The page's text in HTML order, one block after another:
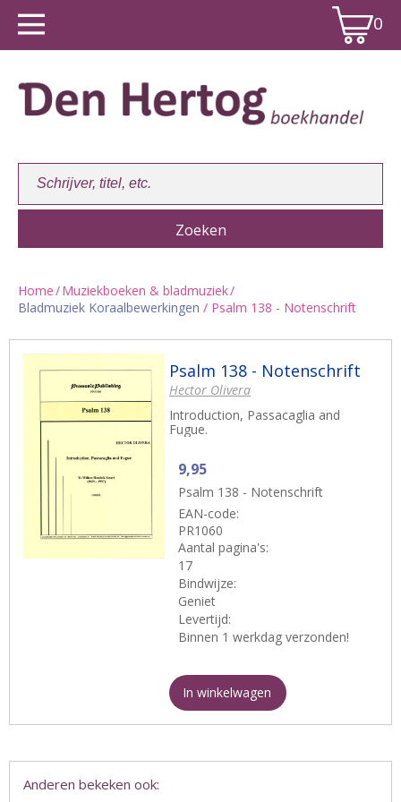
0
Winkelwagen:
Home/Muziekboeken & bladmuziek/
Bladmuziek Koraalbewerkingen / Psalm 138 - Notenschrift
Psalm 138 - Notenschrift
Hector Olivera
Introduction, Passacaglia and
Fugue.
9,95
Psalm 138 - Notenschrift
EAN-code:
PR1060
Aantal pagina's:
17
Bindwijze:
Geniet
Levertijd:
Binnen 1 werkdag verzonden!
In winkelwagen
Anderen bekeken ook: